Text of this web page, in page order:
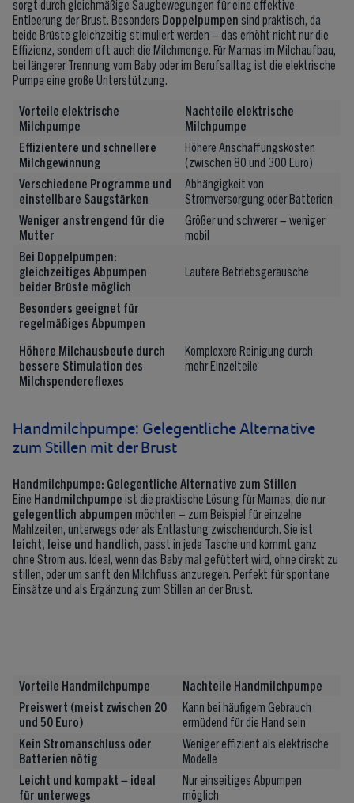
sorgt durch gleichmäßige Saugbewegungen für eine effektive
Entleerung der Brust. Besonders Doppelpumpen sind praktisch, da
beide Brüste gleichzeitig stimuliert werden – das erhöht nicht nur die
Effizienz, sondern oft auch die Milchmenge. Für Mamas im Milchaufbau,
bei längerer Trennung vom Baby oder im Berufsalltag ist die elektrische
Pumpe eine große Unterstützung.
Vorteile elektrische
Milchpumpe
Nachteile elektrische
Milchpumpe
Effizientere und schnellere
Milchgewinnung
Höhere Anschaffungskosten
(zwischen 80 und 300 Euro)
Verschiedene Programme und
einstellbare Saugstärken
Abhängigkeit von
Stromversorgung oder Batterien
Weniger anstrengend für die
Mutter
Größer und schwerer – weniger
mobil
Bei Doppelpumpen:
gleichzeitiges Abpumpen
beider Brüste möglich
Lautere Betriebsgeräusche
Besonders geeignet für
regelmäßiges Abpumpen
Höhere Milchausbeute durch
bessere Stimulation des
Milchspendereflexes
Komplexere Reinigung durch
mehr Einzelteile
Handmilchpumpe: Gelegentliche Alternative
zum Stillen mit der Brust
Handmilchpumpe: Gelegentliche Alternative zum Stillen
Eine Handmilchpumpe ist die praktische Lösung für Mamas, die nur
gelegentlich abpumpen möchten – zum Beispiel für einzelne
Mahlzeiten, unterwegs oder als Entlastung zwischendurch. Sie ist
leicht, leise und handlich , passt in jede Tasche und kommt ganz
ohne Strom aus. Ideal, wenn das Baby mal gefüttert wird, ohne direkt zu
stillen, oder um sanft den Milchfluss anzuregen. Perfekt für spontane
Einsätze und als Ergänzung zum Stillen an der Brust.
Vorteile Handmilchpumpe
Nachteile Handmilchpumpe
Preiswert (meist zwischen 20
und 50 Euro)
Kann bei häufigem Gebrauch
ermüdend für die Hand sein
Kein Stromanschluss oder
Batterien nötig
Weniger effizient als elektrische
Modelle
Leicht und kompakt – ideal
für unterwegs
Nur einseitiges Abpumpen
möglich